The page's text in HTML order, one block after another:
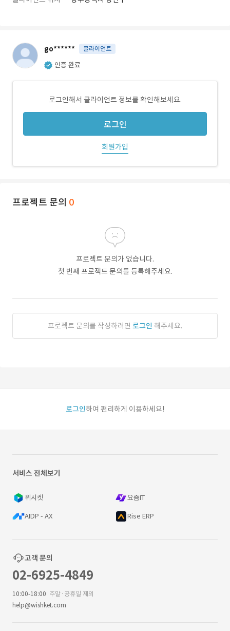
go****** 클라이언트
인증 완료
로그인해서 클라이언트 정보를 확인해보세요.
로그인
회원가입
프로젝트 문의 0
프로젝트 문의가 없습니다.
첫 번째 프로젝트 문의를 등록해주세요.
프로젝트 문의를 작성하려면 로그인 해주세요.
로그인하여 편리하게 이용하세요!
서비스 전체보기
위시켓 요즘IT
AIDP - AX Rise ERP
고객 문의
02-6925-4849
10:00-18:00 주말·공휴일 제외
help@wishket.com